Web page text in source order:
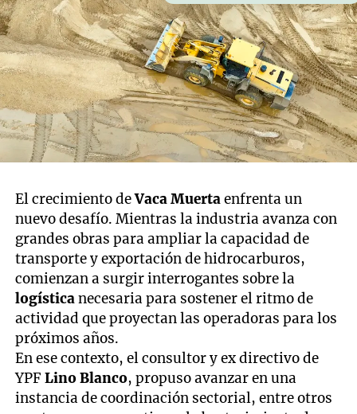
El crecimiento deVaca Muertaenfrenta un
nuevo desafío. Mientras la industria avanza con
grandes obras para ampliar la capacidad de
transporte y exportación de hidrocarburos,
comienzan a surgir interrogantes sobre la
logísticanecesaria para sostener el ritmo de
actividad que proyectan las operadoras para los
próximos años.
En ese contexto, el consultor y ex directivo de
YPFLino Blanco, propuso avanzar en una
instancia de coordinación sectorial, entre otros